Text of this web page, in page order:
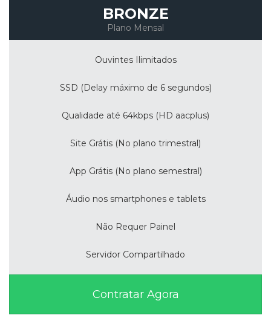
BRONZE
Plano Mensal
Ouvintes Ilimitados
SSD (Delay máximo de 6 segundos)
Qualidade até 64kbps (HD aacplus)
Site Grátis (No plano trimestral)
App Grátis (No plano semestral)
Áudio nos smartphones e tablets
Não Requer Painel
Servidor Compartilhado
Contratar Agora